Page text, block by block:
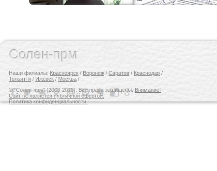
Солен-прм
Наши филиалы: Красноярск / Воронеж / Саратов / Краснодар /
Тольятти / Ижевск / Москва /
© "Солен-прм" (2003-2015). Все права защищены. Внимание!
Сайт не является публичной офертой.
Политика конфиденциальности.